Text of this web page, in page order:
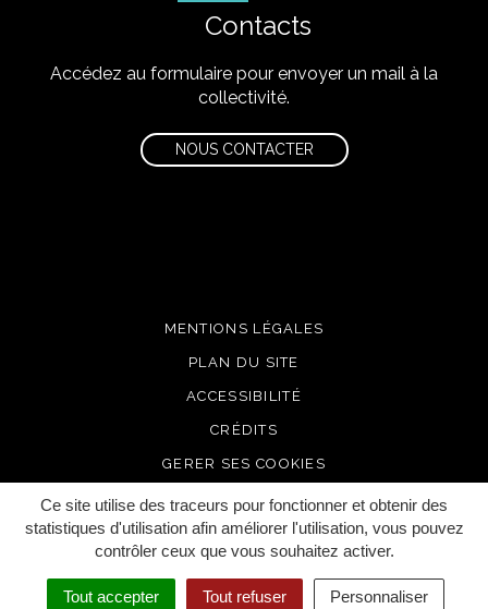
Ce site utilise des traceurs pour fonctionner et obtenir des
statistiques d'utilisation afin améliorer l'utilisation, vous pouvez
contrôler ceux que vous souhaitez activer.
Tout accepter Tout refuser Personnaliser
Contacts
Accédez au formulaire pour envoyer un mail à la
collectivité.
NOUS CONTACTER
MENTIONS LÉGALES
PLAN DU SITE
ACCESSIBILITÉ
CRÉDITS
GERER SES COOKIES